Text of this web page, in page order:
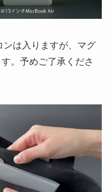
は入りますが、マグ
。予めご了承くださ